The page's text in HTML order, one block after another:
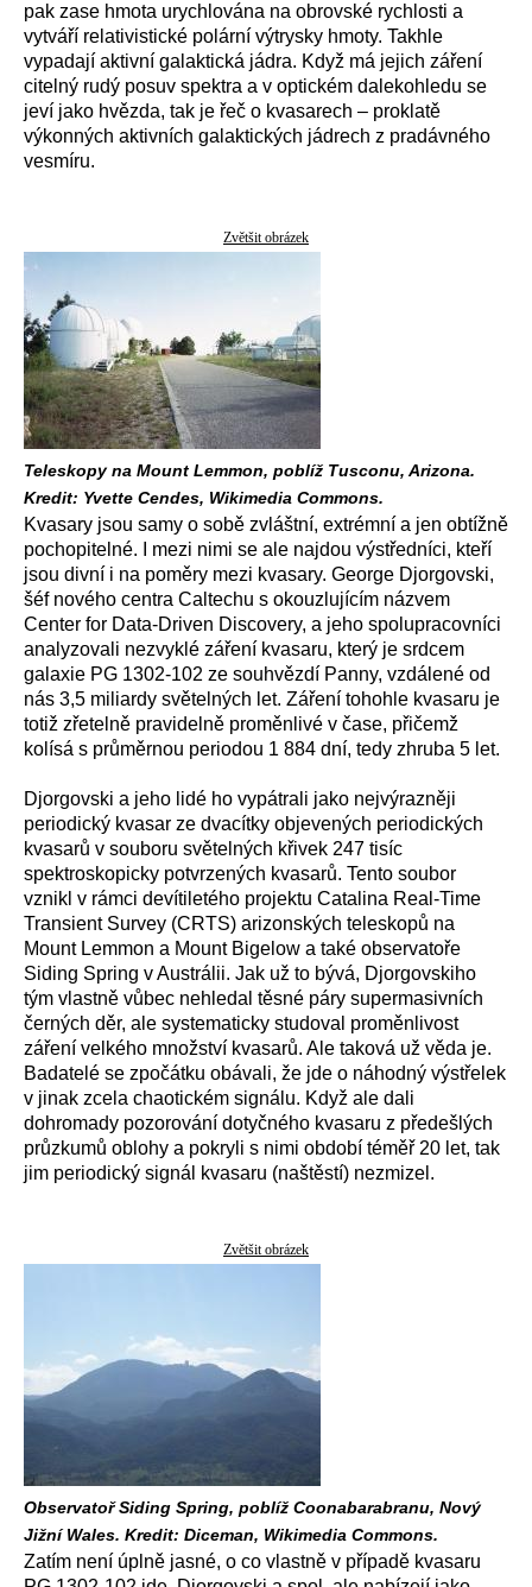
pak zase hmota urychlována na obrovské rychlosti a
vytváří relativistické polární výtrysky hmoty. Takhle
vypadají aktivní galaktická jádra. Když má jejich záření
citelný rudý posuv spektra a v optickém dalekohledu se
jeví jako hvězda, tak je řeč o kvasarech – proklatě
výkonných aktivních galaktických jádrech z pradávného
vesmíru.
Zvětšit obrázek
Teleskopy na Mount Lemmon, poblíž Tusconu, Arizona.
Kredit: Yvette Cendes, Wikimedia Commons.
Kvasary jsou samy o sobě zvláštní, extrémní a jen obtížně
pochopitelné. I mezi nimi se ale najdou výstředníci, kteří
jsou divní i na poměry mezi kvasary. George Djorgovski,
šéf nového centra Caltechu s okouzlujícím názvem
Center for Data-Driven Discovery, a jeho spolupracovníci
analyzovali nezvyklé záření kvasaru, který je srdcem
galaxie PG 1302-102 ze souhvězdí Panny, vzdálené od
nás 3,5 miliardy světelných let. Záření tohohle kvasaru je
totiž zřetelně pravidelně proměnlivé v čase, přičemž
kolísá s průměrnou periodou 1 884 dní, tedy zhruba 5 let.
Djorgovski a jeho lidé ho vypátrali jako nejvýrazněji
periodický kvasar ze dvacítky objevených periodických
kvasarů v souboru světelných křivek 247 tisíc
spektroskopicky potvrzených kvasarů. Tento soubor
vznikl v rámci devítiletého projektu Catalina Real-Time
Transient Survey (CRTS) arizonských teleskopů na
Mount Lemmon a Mount Bigelow a také observatoře
Siding Spring v Austrálii. Jak už to bývá, Djorgovskiho
tým vlastně vůbec nehledal těsné páry supermasivních
černých děr, ale systematicky studoval proměnlivost
záření velkého množství kvasarů. Ale taková už věda je.
Badatelé se zpočátku obávali, že jde o náhodný výstřelek
v jinak zcela chaotickém signálu. Když ale dali
dohromady pozorování dotyčného kvasaru z předešlých
průzkumů oblohy a pokryli s nimi období téměř 20 let, tak
jim periodický signál kvasaru (naštěstí) nezmizel.
Zvětšit obrázek
Observatoř Siding Spring, poblíž Coonabarabranu, Nový
Jižní Wales. Kredit: Diceman, Wikimedia Commons.
Zatím není úplně jasné, o co vlastně v případě kvasaru